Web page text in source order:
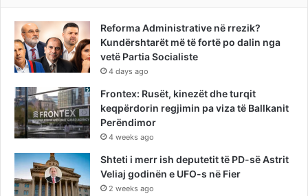
Reforma Administrative në rrezik?
Kundërshtarët më të fortë po dalin nga
vetë Partia Socialiste
4 days ago
Frontex: Rusët, kinezët dhe turqit
keqpërdorin regjimin pa viza të Ballkanit
Perëndimor
4 weeks ago
Shteti i merr ish deputetit të PD-së Astrit
Veliaj godinën e UFO-s në Fier
2 weeks ago